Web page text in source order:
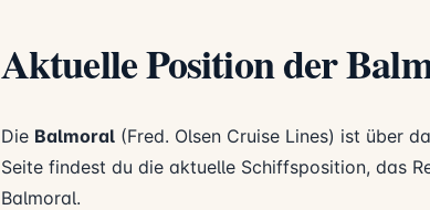
Aktuelle Position der
Die Balmoral (Fred. Olsen Cruise Lines) ist über
Seite findest du die aktuelle Schiffsposition, das
Balmoral.